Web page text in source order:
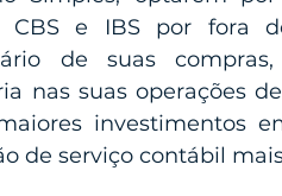
e IBS por fora
de suas
nas suas operações
investimentos
de serviço contábil